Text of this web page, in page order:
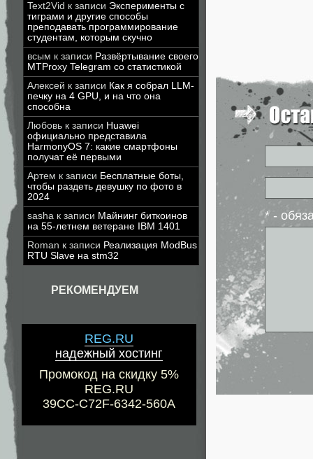
Text2Vid к записи Эксперименты с
тиграми и другие способы
преподавать программирование
студентам, которым скучно
всым к записи Развёртывание своего
MTProxy Telegram со статистикой
Алексей к записи Как я собрал LLM-
печку на 4 GPU, и на что она
способна
Любовь к записи Huawei
официально представила
HarmonyOS 7: какие смартфоны
получат её первыми
Артем к записи Бесплатные боты,
чтобы раздеть девушку по фото в
2024
sasha к записи Майнинг биткоинов
на 55-летнем ветеране IBM 1401
Roman к записи Реализация ModBus
RTU Slave на stm32
РЕКОМЕНДУЕМ
REG.RU
надежный хостинг
Промокод на скидку 5%
REG.RU
39CC-C72F-6342-560A
* -